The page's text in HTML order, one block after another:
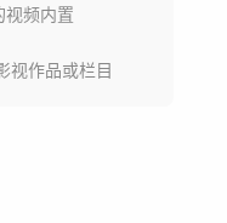
视频内置
视作品或栏目